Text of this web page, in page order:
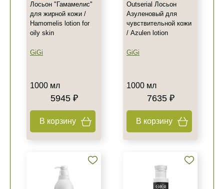
Лосьон "Гамамелис"
для жирной кожи /
Hamomelis lotion for
oily skin
GiGi
1000 мл
5945 ₽
В корзину
Outserial Лосьон
Азуленовый для
чувствительной кожи
/ Azulen lotion
GiGi
1000 мл
7635 ₽
В корзину